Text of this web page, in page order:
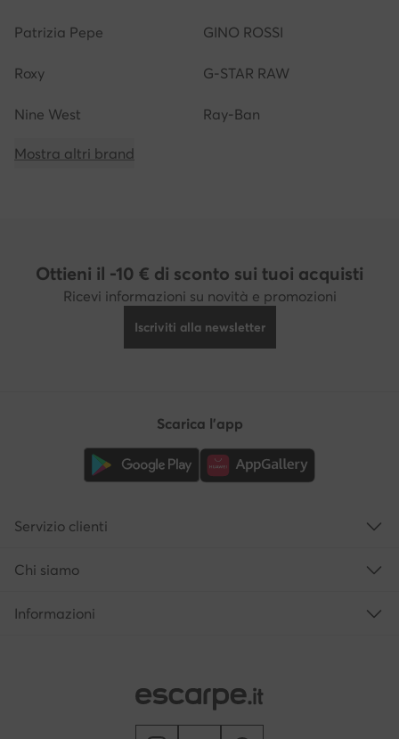
Patrizia Pepe GINO ROSSI
Roxy G-STAR RAW
Nine West Ray-Ban
Mostra altri brand
Ottieni il -10 € di sconto sui tuoi acquisti
Ricevi informazioni su novità e promozioni
Iscriviti alla newsletter
Scarica l'app
Servizio clienti
Chi siamo
Informazioni